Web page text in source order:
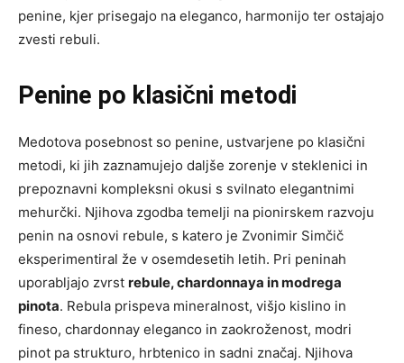
penine, kjer prisegajo na eleganco, harmonijo ter ostajajo
zvesti rebuli.
Penine po klasični metodi
Medotova posebnost so penine, ustvarjene po klasični
metodi, ki jih zaznamujejo daljše zorenje v steklenici in
prepoznavni kompleksni okusi s svilnato elegantnimi
mehurčki. Njihova zgodba temelji na pionirskem razvoju
penin na osnovi rebule, s katero je Zvonimir Simčič
eksperimentiral že v osemdesetih letih. Pri peninah
uporabljajo zvrst rebule, chardonnaya in modrega
pinota. Rebula prispeva mineralnost, višjo kislino in
fineso, chardonnay eleganco in zaokroženost, modri
pinot pa strukturo, hrbtenico in sadni značaj. Njihova